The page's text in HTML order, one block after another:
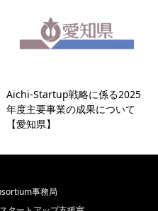
Aichi-Startup戦略に係る2025
年度主要事業の成果について
【愛知県】
事務局